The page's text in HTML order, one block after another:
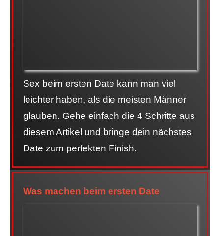
Sex beim ersten Date kann man viel
leichter haben, als die meisten Männer
glauben. Gehe einfach die 4 Schritte aus
diesem Artikel und bringe dein nächstes
Date zum perfekten Finish.
Was machen beim ersten Date